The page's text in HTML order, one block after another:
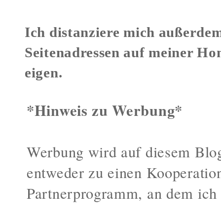
Ich distanziere mich
Seitenadressen auf meiner
eigen.
*Hinweis zu Werbung*
Werbung wird auf diesem
entweder zu einen
Partnerprogramm, an dem